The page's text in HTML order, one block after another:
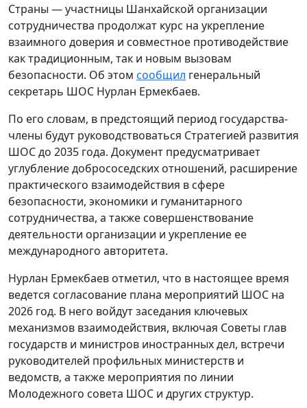
Страны — участницы Шанхайской организации
сотрудничества продолжат курс на укрепление
взаимного доверия и совместное противодействие
как традиционным, так и новым вызовам
безопасности. Об этом сообщил генеральный
секретарь ШОС Нурлан Ермекбаев.
По его словам, в предстоящий период государства-
члены будут руководствоваться Стратегией развития
ШОС до 2035 года. Документ предусматривает
углубление добрососедских отношений, расширение
практического взаимодействия в сфере
безопасности, экономики и гуманитарного
сотрудничества, а также совершенствование
деятельности организации и укрепление ее
международного авторитета.
Нурлан Ермекбаев отметил, что в настоящее время
ведется согласование плана мероприятий ШОС на
2026 год. В него войдут заседания ключевых
механизмов взаимодействия, включая Советы глав
государств и министров иностранных дел, встречи
руководителей профильных министерств и
ведомств, а также мероприятия по линии
Молодежного совета ШОС и других структур.